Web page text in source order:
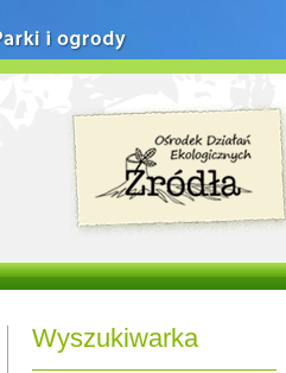
Wyszukiwarka
Parki i ogrody